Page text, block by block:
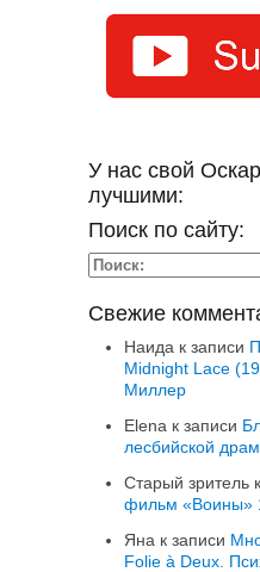
У нас свой
лучшими:
Поиск по сайту:
Свежие
Наида к записи
Midnight Lace
Миллер
Elena к записи
лесбийской
Старый зритель
фильм «Воины»
Яна к записи
Folie à Deux.